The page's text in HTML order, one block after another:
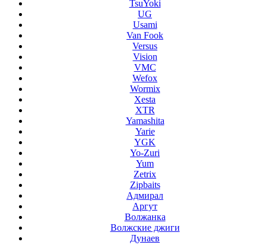
TsuYoki
UG
Usami
Van Fook
Versus
Vision
VMC
Wefox
Wormix
Xesta
XTR
Yamashita
Yarie
YGK
Yo-Zuri
Yum
Zetrix
Zipbaits
Адмирал
Аргут
Волжанка
Волжские джиги
Дунаев